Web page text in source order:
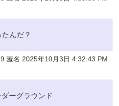
んだ？
匿名 2025年10月3日 4:32:43 PM
ーグラウンド